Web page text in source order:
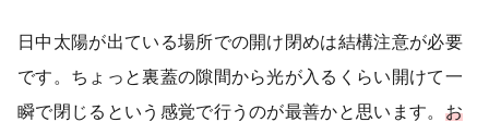
日中太陽が出ている場所での開け閉めは結構注意が必要
です。ちょっと裏蓋の隙間から光が入るくらい開けて一
瞬で閉じるという感覚で行うのが最善かと思います。 お